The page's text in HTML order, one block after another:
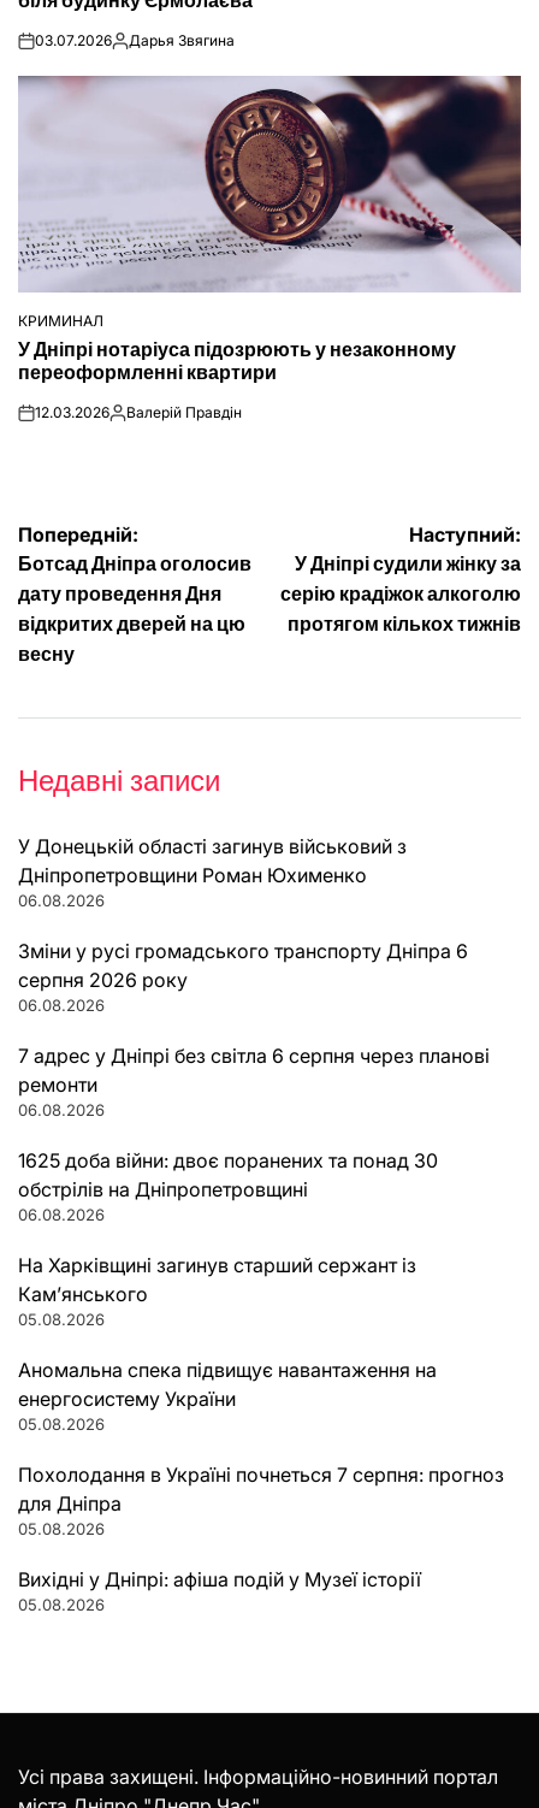
on03.07.2026Опубліковано
Дарья Звягина
ОПУБЛІКУВАТИ
У
КРИМИНАЛ
У Дніпрі нотаріуса підозрюють у незаконному
переоформленні квартири
on12.03.2026Опубліковано
Валерій Правдін
Навігація
записів
Попередній:
Ботсад Дніпра оголосив
дату проведення Дня
відкритих дверей на цю
весну
Наступний:
У Дніпрі судили жінку за
серію крадіжок алкоголю
протягом кількох тижнів
Недавні записи
У Донецькій області загинув військовий з
Дніпропетровщини Роман Юхименко
06.08.2026
Зміни у русі громадського транспорту Дніпра 6
серпня 2026 року
06.08.2026
7 адрес у Дніпрі без світла 6 серпня через планові
ремонти
06.08.2026
1625 доба війни: двоє поранених та понад 30
обстрілів на Дніпропетровщині
06.08.2026
На Харківщині загинув старший сержант із
Кам’янського
05.08.2026
Аномальна спека підвищує навантаження на
енергосистему України
05.08.2026
Похолодання в Україні почнеться 7 серпня: прогноз
для Дніпра
05.08.2026
Вихідні у Дніпрі: афіша подій у Музеї історії
05.08.2026
Усі права захищені. Інформаційно-новинний портал